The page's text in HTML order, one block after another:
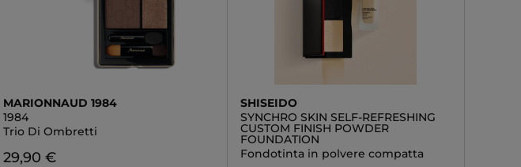
MARIONNAUD 1984
1984
Trio Di Ombretti
29,90 €
SHISEIDO
SYNCHRO SKIN SELF-REFRESHING
CUSTOM FINISH POWDER
FOUNDATION
Fondotinta in polvere compatta